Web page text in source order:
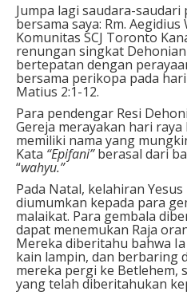
Jumpa lagi saudara-
bersama saya: Rm. Aegidius
Komunitas SCJ Toronto
renungan singkat
bertepatan dengan
bersama perikopa pada
Matius 2:1-12.
Para pendengar Resi
Gereja merayakan hari
memiliki nama yang
Kata “Epifani”berasal dari
“wahyu.”
Pada Natal, kelahiran
diumumkan kepada para
malaikat. Para gembala
dapat menemukan Raja
Mereka diberitahu bahwa
kain lampin, dan berbaring
mereka pergi ke Betlehem,
yang telah diberitahukan